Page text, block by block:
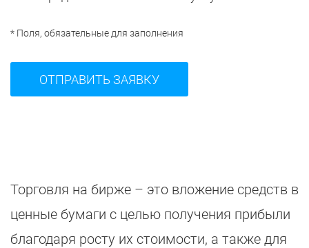
* Поля, обязательные для заполнения
Торговля на бирже – это вложение средств в
ценные бумаги с целью получения прибыли
благодаря росту их стоимости, а также для